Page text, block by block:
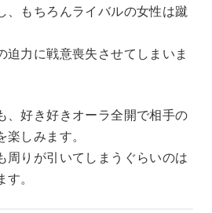
、もちろんライバルの女性は蹴
迫力に戦意喪失させてしまいま
、好き好きオーラ全開で相手の
しみます。
周りが引いてしまうぐらいのは
。